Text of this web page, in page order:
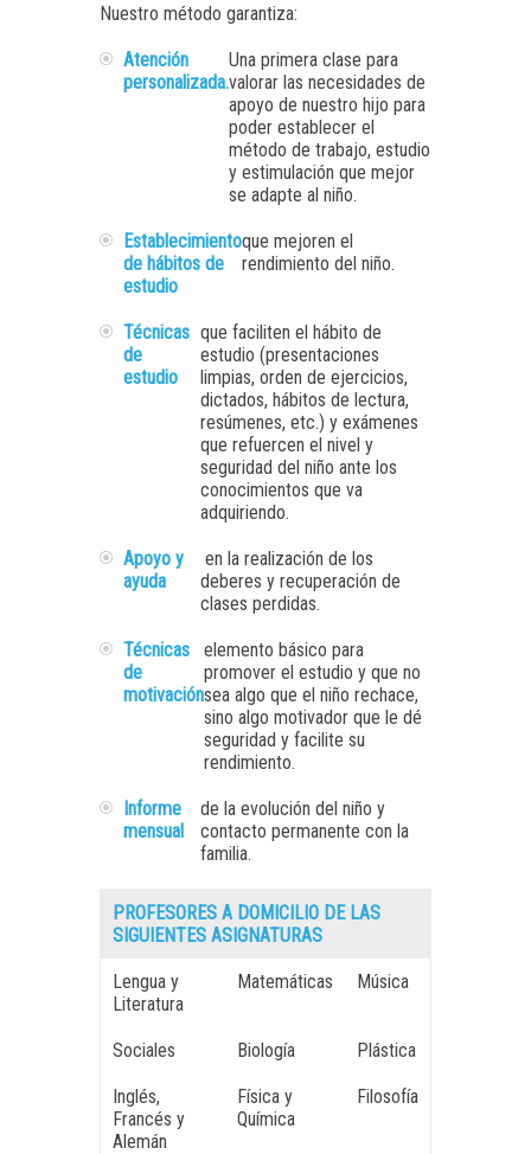
Nuestro método garantiza:
Atención
personalizada.
Una primera clase para
valorar las necesidades de
apoyo de nuestro hijo para
poder establecer el
método de trabajo, estudio
y estimulación que mejor
se adapte al niño.
Establecimiento
de hábitos de
estudio
que mejoren el
rendimiento del niño.
Técnicas
de
estudio
que faciliten el hábito de
estudio (presentaciones
limpias, orden de ejercicios,
dictados, hábitos de lectura,
resúmenes, etc.) y exámenes
que refuercen el nivel y
seguridad del niño ante los
conocimientos que va
adquiriendo.
Apoyo y
ayuda
en la realización de los
deberes y recuperación de
clases perdidas.
Técnicas
de
motivación
elemento básico para
promover el estudio y que no
sea algo que el niño rechace,
sino algo motivador que le dé
seguridad y facilite su
rendimiento.
Informe
mensual
de la evolución del niño y
contacto permanente con la
familia.
PROFESORES A DOMICILIO DE LAS
SIGUIENTES ASIGNATURAS
Lengua y
Literatura
Matemáticas Música
Sociales Biología Plástica
Inglés,
Francés y
Alemán
Física y
Química
Filosofía